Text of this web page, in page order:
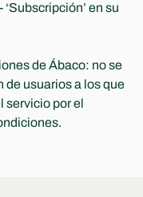
en su
de Ábaco: no se
usuarios a los que
servicio por el